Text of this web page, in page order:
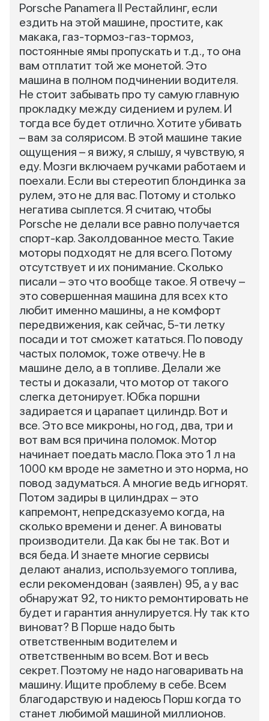
Porsche Panamera II Рестайлинг, если
ездить на этой машине, простите, как
макака, газ-тормоз-газ-тормоз,
постоянные ямы пропускать и т.д., то она
вам отплатит той же монетой. Это
машина в полном подчинении водителя.
Не стоит забывать про ту самую главную
прокладку между сидением и рулем. И
тогда все будет отлично. Хотите убивать
– вам за солярисом. В этой машине такие
ощущения – я вижу, я слышу, я чувствую, я
еду. Мозги включаем ручками работаем и
поехали. Если вы стереотип блондинка за
рулем, это не для вас. Потому и столько
негатива сыплется. Я считаю, чтобы
Porsche не делали все равно получается
спорт-кар. Заколдованное место. Такие
моторы подходят не для всего. Потому
отсутствует и их понимание. Сколько
писали – это что вообще такое. Я отвечу –
это совершенная машина для всех кто
любит именно машины, а не комфорт
передвижения, как сейчас, 5-ти летку
посади и тот сможет кататься. По поводу
частых поломок, тоже отвечу. Не в
машине дело, а в топливе. Делали же
тесты и доказали, что мотор от такого
слегка детонирует. Юбка поршни
задирается и царапает цилиндр. Вот и
все. Это все микроны, но год, два, три и
вот вам вся причина поломок. Мотор
начинает поедать масло. Пока это 1 л на
1000 км вроде не заметно и это норма, но
повод задуматься. А многие ведь игнорят.
Потом задиры в цилиндрах – это
капремонт, непредсказуемо когда, на
сколько времени и денег. А виноваты
производители. Да как бы не так. Вот и
вся беда. И знаете многие сервисы
делают анализ, используемого топлива,
если рекомендован (заявлен) 95, а у вас
обнаружат 92, то никто ремонтировать не
будет и гарантия аннулируется. Ну так кто
виноват? В Порше надо быть
ответственным водителем и
ответственным во всем. Вот и весь
секрет. Поэтому не надо наговаривать на
машину. Ищите проблему в себе. Всем
благодарствую и надеюсь Порш когда то
станет любимой машиной миллионов.